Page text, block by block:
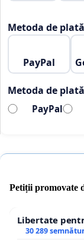
Metoda de plată
PayPal
Metoda de plată
PayPal
Petiții promovate
Libertate
30 289